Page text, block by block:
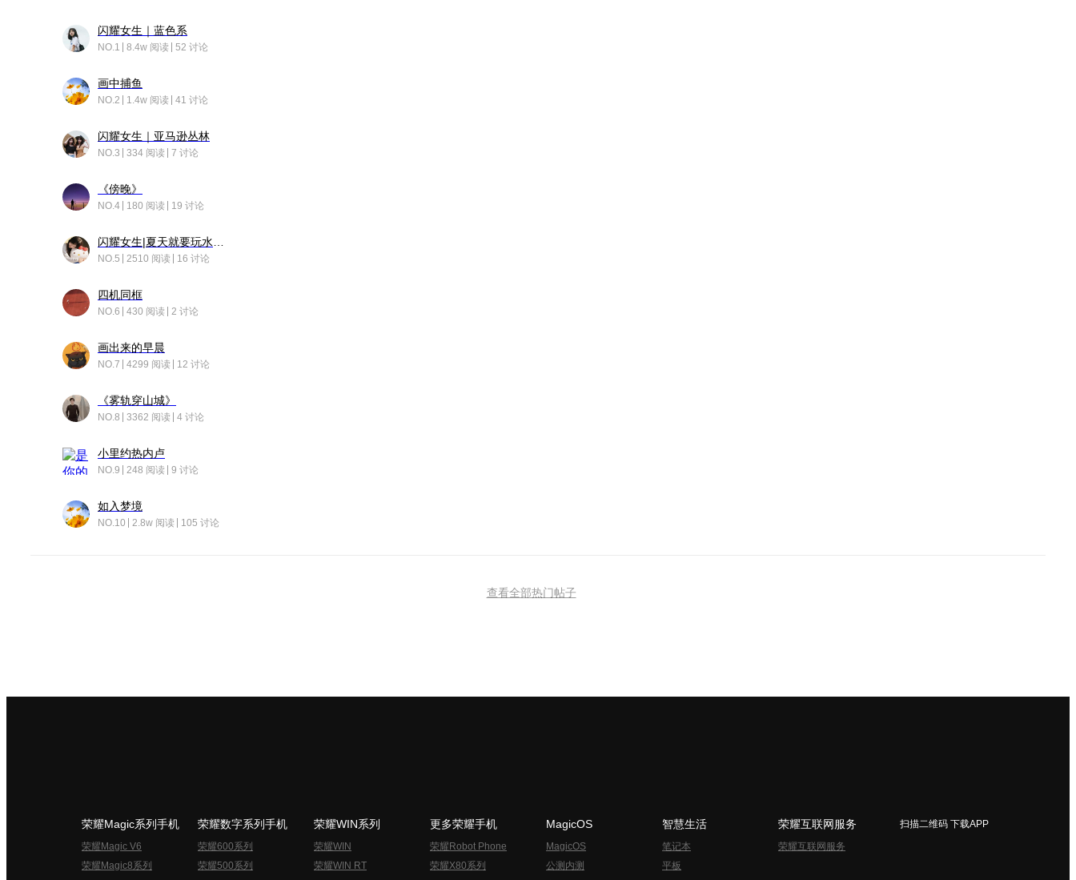
闪耀女生｜蓝色系
NO.1 8.4w 阅读 52 讨论
画中捕鱼
NO.2 1.4w 阅读 41 讨论
闪耀女生｜亚马逊丛林
NO.3 334 阅读 7 讨论
《傍晚》
NO.4 180 阅读 19 讨论
NO.5 2510 阅读 16 讨论
四机同框
NO.6 430 阅读 2 讨论
画出来的早晨
NO.7 4299 阅读 12 讨论
《雾轨穿山城》
NO.8 3362 阅读 4 讨论
小里约热内卢
NO.9 248 阅读 9 讨论
如入梦境
NO.10 2.8w 阅读 105 讨论
查看全部热门帖子
荣耀Magic系列手机
荣耀Magic V6
荣耀Magic8系列
荣耀数字系列手机
荣耀600系列
荣耀500系列
荣耀WIN系列
荣耀WIN
荣耀WIN RT
更多荣耀手机
荣耀Robot Phone
荣耀X80系列
MagicOS
MagicOS
公测内测
智慧生活
笔记本
平板
荣耀互联网服务
荣耀互联网服务
扫描二维码 下载APP